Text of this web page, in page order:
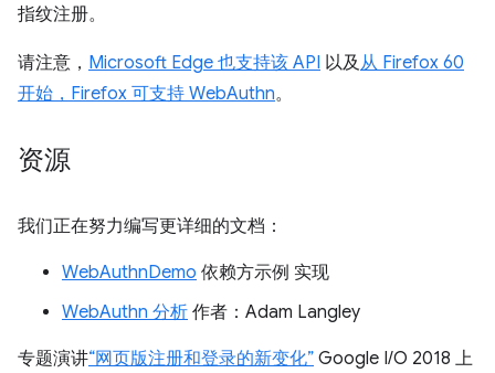
指纹注册。
请注意， Microsoft Edge 也支持该 API 以及从 Firefox 60
开始，Firefox 可支持 WebAuthn。
资源
我们正在努力编写更详细的文档：
WebAuthnDemo 依赖方示例 实现
WebAuthn 分析 作者：Adam Langley
专题演讲“网页版注册和登录的新变化” Google I/O 2018 上